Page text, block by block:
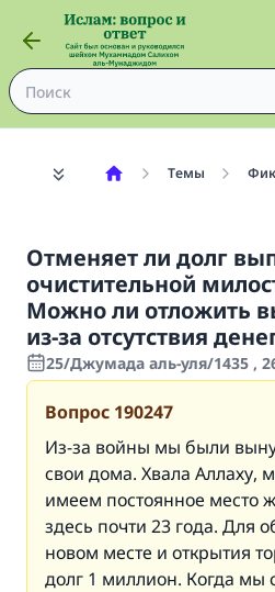
Темы
Отменяет ли долг
очистительной
Можно ли отложить
из-за отсутствия
25/Джумада аль-уля/1435 ,
Вопрос 190247
Из-за войны мы были
свои дома. Хвала Аллаху,
имеем постоянное место
здесь почти 23 года. Для
новом месте и открытия
долг 1 миллион. Когда мы